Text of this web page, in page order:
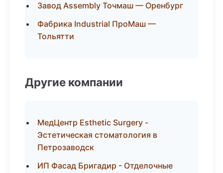
Завод Assembly Точмаш — Оренбург
Фабрика Industrial ПроМаш —
Тольятти
Другие компании
МедЦентр Esthetic Surgery -
Эстетическая стоматология в
Петрозаводск
ИП Фасад Бригадир - Отделочные